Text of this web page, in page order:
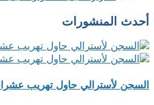
أحدث المنشورات
السجن لأسترالي حاول تهريب